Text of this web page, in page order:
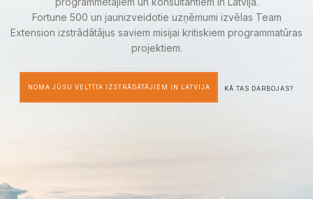
Fortune 500 un jaunizveidotie uzņēmumi izvēlas Team
Extension izstrādātājus saviem misijai kritiskiem programmatūras
projektiem.
NOMA JŪSU VELTĪTA IZSTRĀDĀTĀJIEM IN LATVIJA KĀ TAS DARBOJAS?